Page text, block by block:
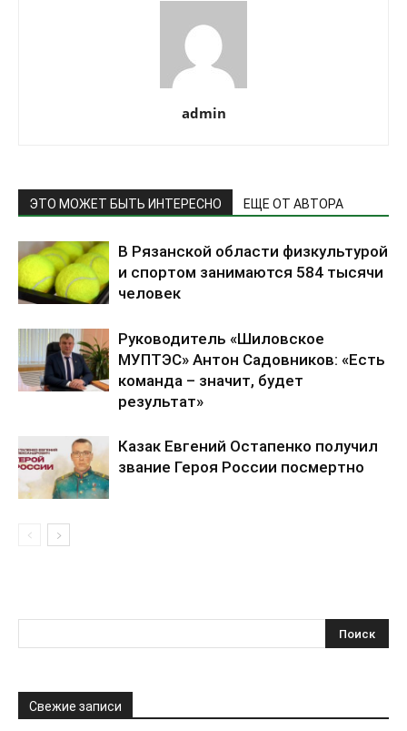
admin
ЭТО МОЖЕТ БЫТЬ ИНТЕРЕСНО ЕЩЕ ОТ АВТОРА
В Рязанской области физкультурой
и спортом занимаются 584 тысячи
человек
Руководитель «Шиловское
МУПТЭС» Антон Садовников: «Есть
команда – значит, будет
результат»
Казак Евгений Остапенко получил
звание Героя России посмертно
Свежие записи